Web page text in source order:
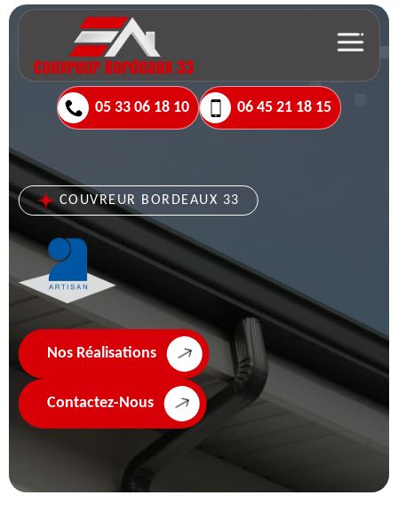
05 33 06 18 10 06 45 21 18 15
COUVREUR BORDEAUX 33
Nos Réalisations
Contactez-Nous